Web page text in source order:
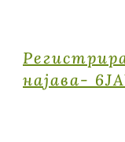
најава-